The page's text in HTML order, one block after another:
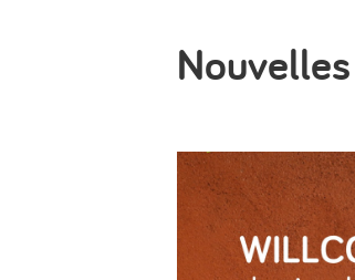
Nouvelles